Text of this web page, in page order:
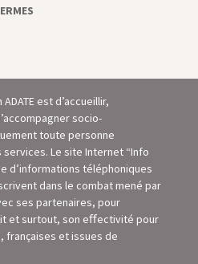
est d’accueillir,
socio-
toute personne
Le site Internet “Info
d’informations téléphoniques
dans le combat mené par
ses partenaires, pour
et surtout, son eﬀectivité pour
françaises et issues de